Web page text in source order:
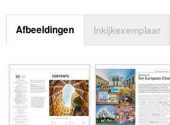
Afbeeldingen Inkijkexemplaar